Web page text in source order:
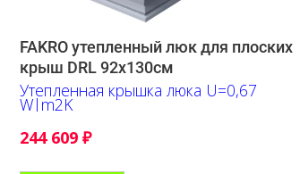
FAKRO утепленный люк для плоских
крыш DRL 92х130см
Утепленная крышка люка U=0,67
W|m2K
244 609₽